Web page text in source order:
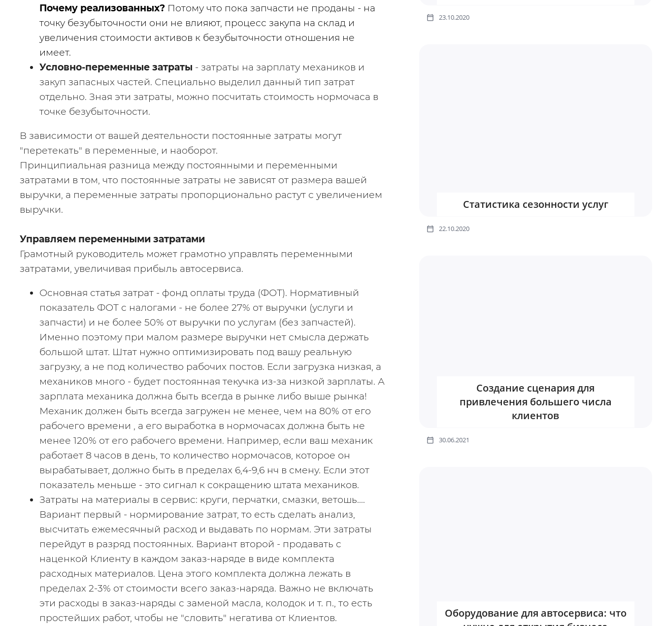
Почему реализованных? Потому что пока запчасти не проданы - на
точку безубыточности они не влияют, процесс закупа на склад и
увеличения стоимости активов к безубыточности отношения не
имеет.
Условно-переменные затраты - затраты на зарплату механиков и
закуп запасных частей. Специально выделил данный тип затрат
отдельно. Зная эти затраты, можно посчитать стоимость нормочаса в
точке безубыточности.
В зависимости от вашей деятельности постоянные затраты могут
"перетекать" в переменные, и наоборот.
Принципиальная разница между постоянными и переменными
затратами в том, что постоянные затраты не зависят от размера вашей
выручки, а переменные затраты пропорционально растут с увеличением
выручки.
Управляем переменными затратами
Грамотный руководитель может грамотно управлять переменными
затратами, увеличивая прибыль автосервиса.
Основная статья затрат - фонд оплаты труда (ФОТ). Нормативный
показатель ФОТ с налогами - не более 27% от выручки (услуги и
запчасти) и не более 50% от выручки по услугам (без запчастей).
Именно поэтому при малом размере выручки нет смысла держать
большой штат. Штат нужно оптимизировать под вашу реальную
загрузку, а не под количество рабочих постов. Если загрузка низкая, а
механиков много - будет постоянная текучка из-за низкой зарплаты. А
зарплата механика должна быть всегда в рынке либо выше рынка!
Механик должен быть всегда загружен не менее, чем на 80% от его
рабочего времени , а его выработка в нормочасах должна быть не
менее 120% от его рабочего времени. Например, если ваш механик
работает 8 часов в день, то количество нормочасов, которое он
вырабатывает, должно быть в пределах 6,4-9,6 нч в смену. Если этот
показатель меньше - это сигнал к сокращению штата механиков.
Затраты на материалы в сервис: круги, перчатки, смазки, ветошь....
Вариант первый - нормирование затрат, то есть сделать анализ,
высчитать ежемесячный расход и выдавать по нормам. Эти затраты
перейдут в разряд постоянных. Вариант второй - продавать с
наценкой Клиенту в каждом заказ-наряде в виде комплекта
расходных материалов. Цена этого комплекта должна лежать в
пределах 2-3% от стоимости всего заказ-наряда. Важно не включать
эти расходы в заказ-наряды с заменой масла, колодок и т. п., то есть
простейших работ, чтобы не "словить" негатива от Клиентов.
23.10.2020
Статистика сезонности услуг
22.10.2020
Создание сценария для
привлечения большего числа
клиентов
30.06.2021
Оборудование для автосервиса: что